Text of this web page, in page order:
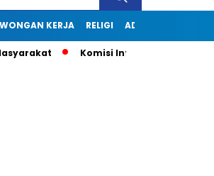
KERJA RELIGI ADVERTORIAL
Komisi Informasi Jabar